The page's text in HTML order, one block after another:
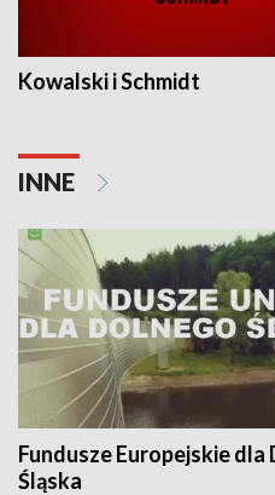
Kowalski i Schmidt
INNE
Fundusze Europejskie dla
Śląska